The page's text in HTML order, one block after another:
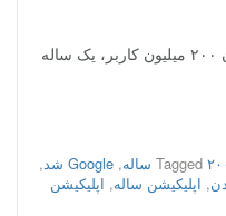
اپلیکیشن Google Photos با دارا بودن ۲۰۰ میلیون کاربر، یک ساله
Tagged
, Google شد
,
, اپلیکیشن ساله, اپلیکیشن